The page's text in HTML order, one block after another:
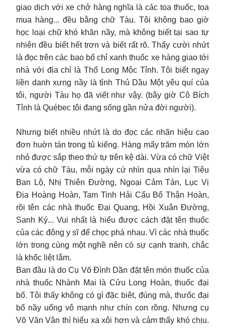
giao dịch với xe chở hàng nghĩa là các toa thuốc, toa
mua hàng... đều bằng chữ Tàu. Tôi không bao giờ
học loại chữ khó khăn nầy, mà không biết tại sao tự
nhiên đều biết hết trơn và biết rất rõ. Thấy cười nhứt
là đọc trên các bao bố chỉ xanh thuốc xe hàng giao tới
nhà với địa chỉ là Thổ Long Mộc Tỉnh. Tôi biết ngay
liền danh xưng nầy là tỉnh Thủ Dầu Một yêu quí của
tôi, người Tàu họ đã viết như vậy. (bây giờ Cô Bích
Tỉnh là Québec tôi đang sống gần nửa đời người).
Nhưng biết nhiều nhứt là do đọc các nhãn hiệu cao
đơn huờn tán trong tủ kiếng. Hàng mấy trăm món lớn
nhỏ được sắp theo thứ tự trên kệ dài. Vừa có chữ Việt
vừa có chữ Tàu, mỗi ngày cứ nhìn qua nhìn lại Tiêu
Ban Lộ, Nhị Thiên Đường, Ngoại Cảm Tán, Lục Vị
Địa Hoàng Hoàn, Tam Tinh Hải Cẩu Bổ Thận Hoàn,
rồi tên các nhà thuốc Đại Quang, Hồi Xuân Đường,
Sanh Ký... Vui nhất là hiểu được cách đặt tên thuốc
của các đông y sĩ để chọc phá nhau. Vì các nhà thuốc
lớn trong cùng một nghề nên có sự cạnh tranh, chắc
là khốc liệt lắm.
Ban đầu là do Cụ Võ Đình Dần đặt tên món thuốc của
nhà thuốc Nhành Mai là Cửu Long Hoàn, thuốc đại
bổ. Tôi thấy không có gì đặc biêt, đúng mà, thưốc đại
bổ nầy uống vô mạnh như chín con rồng. Nhưng cụ
Võ Văn Vân thì hiểu xa xôi hơn và cảm thấy khó chịu.